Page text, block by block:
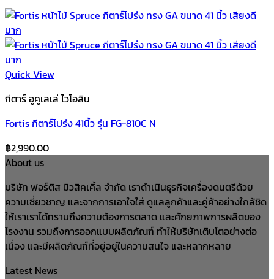
Quick View
กีตาร์ อูคูเลเล่ ไวโอลิน
Fortis กีตาร์โปร่ง 41นิ้ว รุ่น FG-810C N
฿2,990.00
About us
บริษัท ฟอร์ติส มิวสิคเคิ้ล จำกัด เราดำเนินธุรกิจเครื่องดนตรีด้วย
ความเชี่ยวชาญ และจากการเอาใจใส่ ดูแลลูกค้าและคู่ค้าอย่างใกล้ชิด
ให้เราเราได้ทราบถึงความต้องการตลาด และศักยภาพการผลิตของ
โรงงาน รวมถึงการออกแบบผลิตภัณฑ์ ทำให้บริษัทเติบโตอย่างต่อ
เนื่อง และมีผลิตภัณฑ์ที่อยู่อยู่ในความสนใจ และหลากหลาย
Latest News